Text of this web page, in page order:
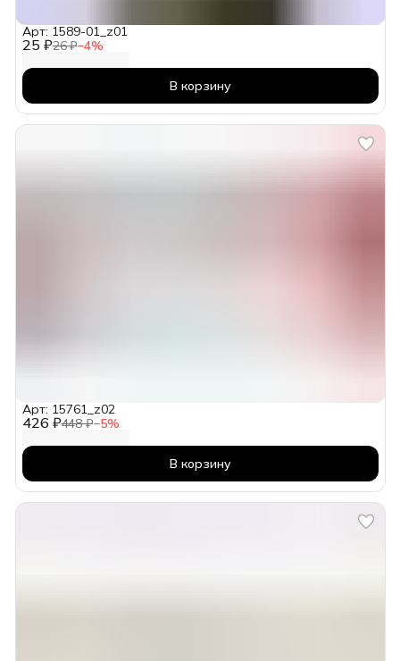
25 ₽26 ₽−4%
Арт: 1589-01_z01
В корзину
426 ₽448 ₽−5%
Арт: 15761_z02
В корзину